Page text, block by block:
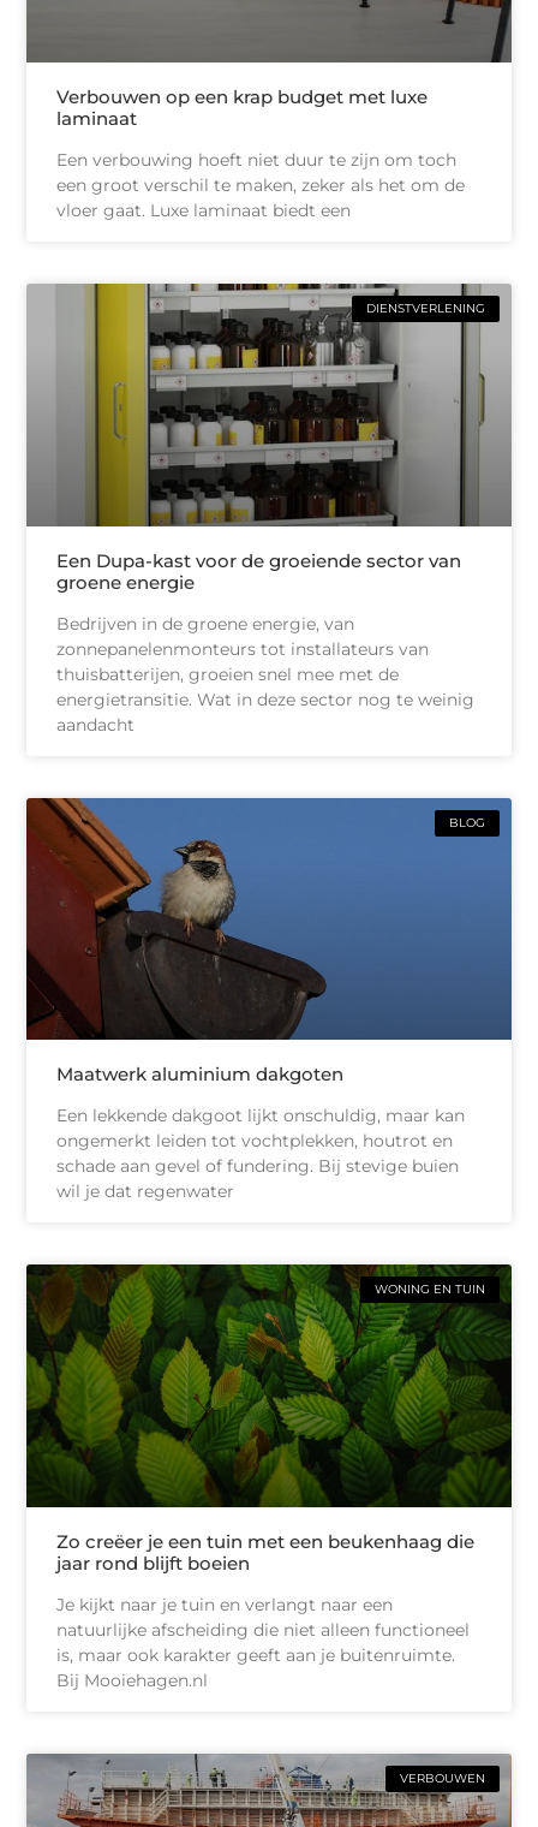
Verbouwen op een krap budget met luxe
laminaat
Een verbouwing hoeft niet duur te zijn om toch
een groot verschil te maken, zeker als het om de
vloer gaat. Luxe laminaat biedt een
DIENSTVERLENING
Een Dupa-kast voor de groeiende sector van
groene energie
Bedrijven in de groene energie, van
zonnepanelenmonteurs tot installateurs van
thuisbatterijen, groeien snel mee met de
energietransitie. Wat in deze sector nog te weinig
aandacht
BLOG
Maatwerk aluminium dakgoten
Een lekkende dakgoot lijkt onschuldig, maar kan
ongemerkt leiden tot vochtplekken, houtrot en
schade aan gevel of fundering. Bij stevige buien
wil je dat regenwater
WONING EN TUIN
Zo creëer je een tuin met een beukenhaag die
jaar rond blijft boeien
Je kijkt naar je tuin en verlangt naar een
natuurlijke afscheiding die niet alleen functioneel
is, maar ook karakter geeft aan je buitenruimte.
Bij Mooiehagen.nl
VERBOUWEN